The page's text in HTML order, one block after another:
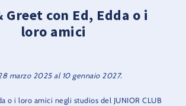
Greet con Ed, Edda o i
loro amici
marzo 2025 al 10 gennaio 2027.
o i loro amici negli studios del JUNIOR CLUB